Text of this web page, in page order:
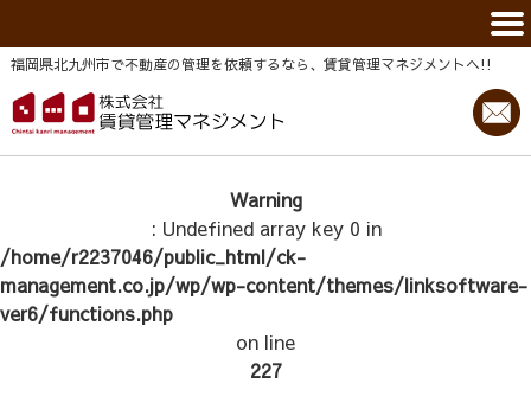
福岡県北九州市で不動産の管理を依頼するなら、賃貸管理マネジメントヘ!!
Warning
: Undefined array key 0 in
/home/r2237046/public_html/ck-
management.co.jp/wp/wp-content/themes/linksoftware-
ver6/functions.php
on line
227